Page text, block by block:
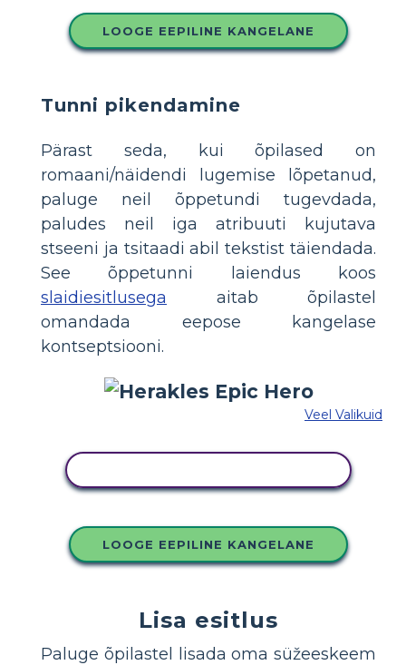
LOOGE EEPILINE KANGELANE
Tunni pikendamine
Pärast seda, kui õpilased on
romaani/näidendi lugemise lõpetanud,
paluge neil õppetundi tugevdada,
paludes neil iga atribuuti kujutava
stseeni ja tsitaadi abil tekstist täiendada.
See õppetunni laiendus koos
slaidiesitlusega aitab õpilastel
omandada eepose kangelase
kontseptsiooni.
Veel Valikuid
LOOGE EEPILINE KANGELANE
Lisa esitlus
Paluge õpilastel lisada oma süžeeskeem